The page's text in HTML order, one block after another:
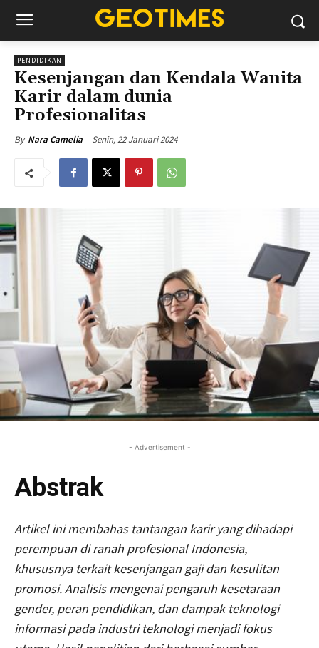
PENDIDIKAN
Kesenjangan dan Kendala Wanita
Karir dalam dunia
Profesionalitas
By Nara Camelia Senin, 22 Januari 2024
- Advertisement -
Abstrak
Artikel ini membahas tantangan karir yang dihadapi
perempuan di ranah profesional Indonesia,
khususnya terkait kesenjangan gaji dan kesulitan
promosi. Analisis mengenai pengaruh kesetaraan
gender, peran pendidikan, dan dampak teknologi
informasi pada industri teknologi menjadi fokus